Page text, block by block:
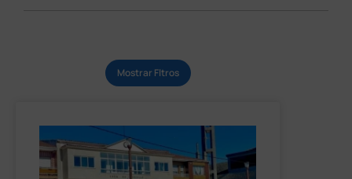
Mostrar Fltros